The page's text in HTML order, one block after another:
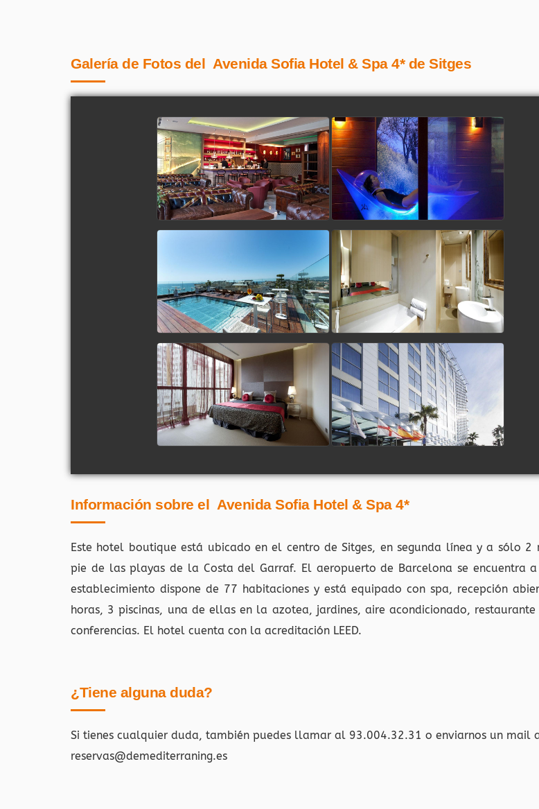
Galería de Fotos del Avenida Sofia Hotel & Spa 4* de Sitges
Información sobre el Avenida Sofia Hotel & Spa 4*
Este hotel boutique está ubicado en el centro de Sitges, en segunda línea y a sólo 2
pie de las playas de la Costa del Garraf. El aeropuerto de Barcelona se encuentra
establecimiento dispone de 77 habitaciones y está equipado con spa, recepción
horas, 3 piscinas, una de ellas en la azotea, jardines, aire acondicionado,
conferencias. El hotel cuenta con la acreditación LEED.
¿Tiene alguna duda?
Si tienes cualquier duda, también puedes llamar al 93.004.32.31 o enviarnos un mail
reservas@demediterraning.es